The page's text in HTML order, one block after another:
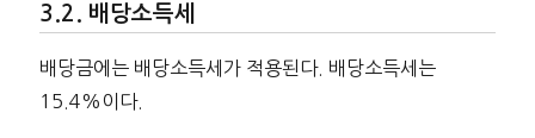
배당소득세
배당금에는 배당소득세가 적용된다. 배당소득세는
15.4%이다.